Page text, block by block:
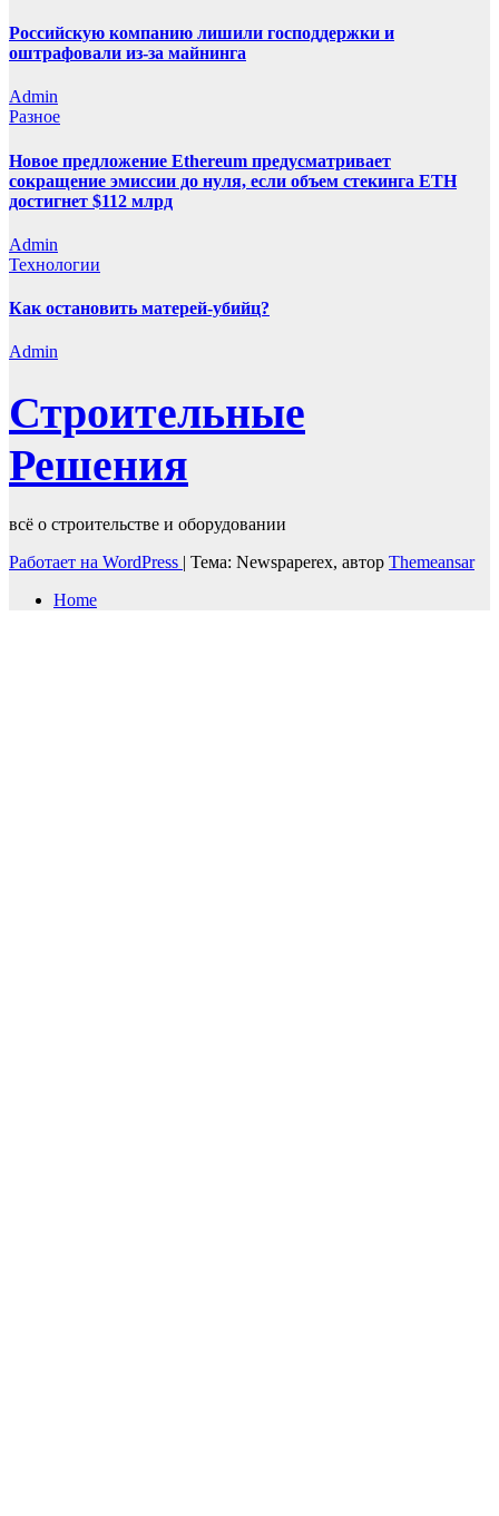
Российскую компанию лишили господдержки и
оштрафовали из-за майнинга
Admin
Разное
Новое предложение Ethereum предусматривает
сокращение эмиссии до нуля, если объем стекинга ETH
достигнет $112 млрд
Admin
Технологии
Как остановить матерей-убийц?
Admin
Строительные
Решения
всё о строительстве и оборудовании
Работает на WordPress | Тема: Newspaperex, автор Themeansar
Home